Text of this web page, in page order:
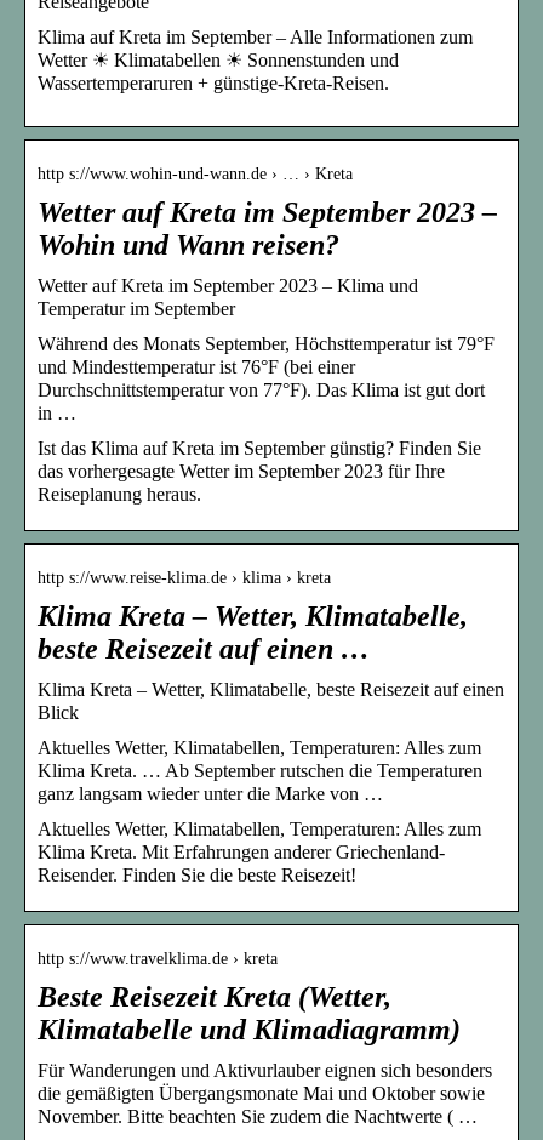
Klima auf Kreta im September – Alle Informationen zum
Wetter ☀ Klimatabellen ☀ Sonnenstunden und
Wassertemperaruren + günstige-Kreta-Reisen.
http s://www.wohin-und-wann.de › … › Kreta
Wetter auf Kreta im September 2023 –
Wohin und Wann reisen?
Wetter auf Kreta im September 2023 – Klima und
Temperatur im September
Während des Monats September, Höchsttemperatur ist 79°F
und Mindesttemperatur ist 76°F (bei einer
Durchschnittstemperatur von 77°F). Das Klima ist gut dort
in …
Ist das Klima auf Kreta im September günstig? Finden Sie
das vorhergesagte Wetter im September 2023 für Ihre
Reiseplanung heraus.
http s://www.reise-klima.de › klima › kreta
Klima Kreta – Wetter, Klimatabelle,
beste Reisezeit auf einen …
Klima Kreta – Wetter, Klimatabelle, beste Reisezeit auf einen
Blick
Aktuelles Wetter, Klimatabellen, Temperaturen: Alles zum
Klima Kreta. … Ab September rutschen die Temperaturen
ganz langsam wieder unter die Marke von …
Aktuelles Wetter, Klimatabellen, Temperaturen: Alles zum
Klima Kreta. Mit Erfahrungen anderer Griechenland-
Reisender. Finden Sie die beste Reisezeit!
http s://www.travelklima.de › kreta
Beste Reisezeit Kreta (Wetter,
Klimatabelle und Klimadiagramm)
Für Wanderungen und Aktivurlauber eignen sich besonders
die gemäßigten Übergangsmonate Mai und Oktober sowie
November. Bitte beachten Sie zudem die Nachtwerte ( …